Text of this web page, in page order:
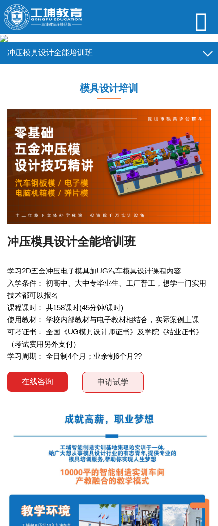
冲压模具设计全能培训班
PLC自动化编程培训
模具设计培训
产品设计培训
学历提升和证书
青年工程师班
模具设计培训
冲压模具设计全能培训班
学习2D五金冲压电子模具加UG汽车模具设计课程内容
入学条件： 初高中、大中专毕业生、工厂普工，想学一门实用
技术都可以报名
课程课时： 共158课时(45分钟/课时)
使用教材： 学校内部教材与电子教材相结合，实际案例上课
可考证书： 全国《UG模具设计师证书》及学院《结业证书》
（考试费用另外支付）
学习周期： 全日制4个月；业余制6个月??
在线咨询 申请试学